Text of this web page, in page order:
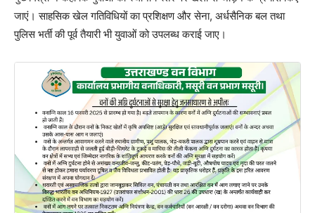
जाएं। साहसिक खेल गतिविधियों का प्रशिक्षण और सेना, अर्धसैनिक बल तथा
पुलिस भर्ती की पूर्व तैयारी भी युवाओं को उपलब्ध कराई जाए।